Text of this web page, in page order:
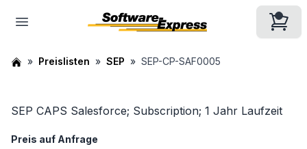
Preislisten SEP SEP-CP-SAF0005
SEP CAPS Salesforce; Subscription; 1 Jahr Laufzeit
Preis auf Anfrage